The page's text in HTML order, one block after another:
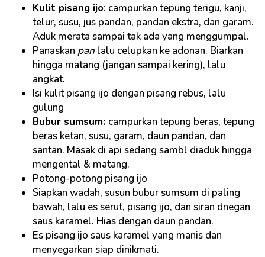
Kulit pisang ijo: campurkan tepung terigu, kanji,
telur, susu, jus pandan, pandan ekstra, dan garam.
Aduk merata sampai tak ada yang menggumpal.
Panaskan pan lalu celupkan ke adonan. Biarkan
hingga matang (jangan sampai kering), lalu
angkat.
Isi kulit pisang ijo dengan pisang rebus, lalu
gulung
Bubur sumsum: campurkan tepung beras, tepung
beras ketan, susu, garam, daun pandan, dan
santan. Masak di api sedang sambl diaduk hingga
mengental & matang.
Potong-potong pisang ijo
Siapkan wadah, susun bubur sumsum di paling
bawah, lalu es serut, pisang ijo, dan siran dnegan
saus karamel. Hias dengan daun pandan.
Es pisang ijo saus karamel yang manis dan
menyegarkan siap dinikmati.